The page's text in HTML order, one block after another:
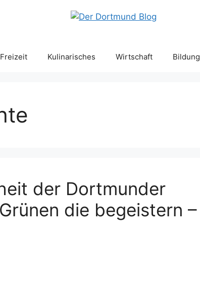
Freizeit Kulinarisches Wirtschaft Bildung
der Dortmunder
die begeistern –